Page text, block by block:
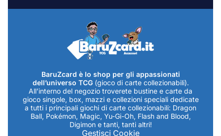
BaruZcard è lo shop per gli appassionati
dell’universo TCG (gioco di carte collezionabili).
All’interno del negozio troverete bustine e carte da
gioco singole, box, mazzi e collezioni speciali dedicate
a tutti i principali giochi di carte collezionabili: Dragon
Ball, Pokémon, Magic, Yu-Gi-Oh, Flash and Blood,
Digimon e tanti, tanti altri!
Gestisci Cookie